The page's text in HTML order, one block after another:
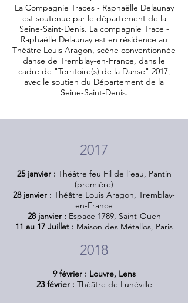
La Compagnie Traces - Raphaëlle Delaunay
est soutenue par le département de la
Seine-Saint-Denis. La compagnie Trace -
Raphaëlle Delaunay est en résidence au
Théâtre Louis Aragon, scène conventionnée
danse de Tremblay-en-France, dans le
cadre de "Territoire(s) de la Danse" 2017,
avec le soutien du Département de la
Seine-Saint-Denis.
2017
25 janvier : Théâtre feu Fil de l’eau, Pantin
(première)
28 janvier : Théâtre Louis Aragon, Tremblay-
en-France
28 janvier : Espace 1789, Saint-Ouen
11 au 17 Juillet : Maison des Métallos, Paris
2018
9 février : Louvre, Lens
23 février : Théâtre de Lunéville